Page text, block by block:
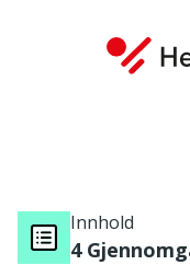
Innhold
4